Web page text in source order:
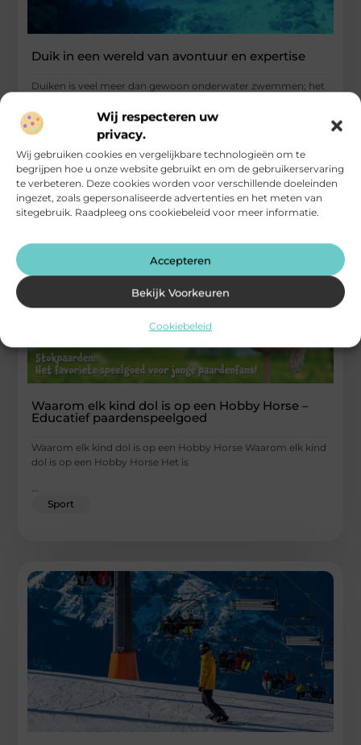
Wij respecteren uw
privacy.
Wij gebruiken cookies en vergelijkbare technologieën om te
begrijpen hoe u onze website gebruikt en om de gebruikerservaring
te verbeteren. Deze cookies worden voor verschillende doeleinden
ingezet, zoals gepersonaliseerde advertenties en het meten van
sitegebruik. Raadpleeg ons cookiebeleid voor meer informatie.
Accepteren
Bekijk Voorkeuren
Cookiebeleid
Duik in een wereld van avontuur en expertise
Duiken is veel meer dan gewoon onderwater zwemmen; het
...
Waarom elk kind dol is op een Hobby Horse –
Educatief paardenspeelgoed
Waarom elk kind dol is op een Hobby Horse Waarom elk kind
dol is op een Hobby Horse Het is
Sport